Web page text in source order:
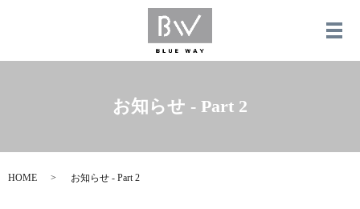
メ
お知らせ - Part 2
HOME お知らせ - Part 2